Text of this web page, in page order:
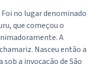
Foi no lugar denominado
que começou o
A
Nasceu então a
a invocação de São